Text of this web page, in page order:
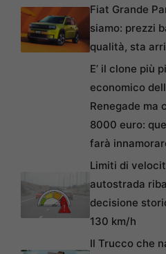
Fiat Grande
siamo: prezzi
qualità, sta
E’ il clone più
economico
Renegade ma
8000 euro:
farà
Limiti di
autostrada
decisione
130 km/h
Il Trucco che